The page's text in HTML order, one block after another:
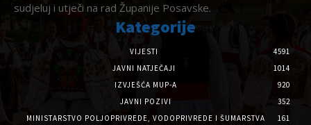
sudjeluj i utječi na rad Županije Posavske.
Kategorije
VIJESTI
4591
JAVNI NATJEČAJI
1014
IZVJEŠĆA MUP-A
920
JAVNI POZIVI
352
MINISTARSTVO POLJOPRIVREDE, VODOPRIVREDE I ŠUMARSTVA
161